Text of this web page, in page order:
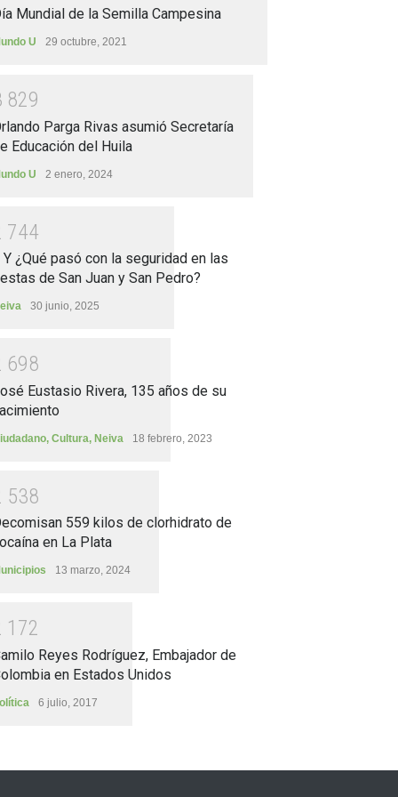
Mundial de la Semilla Campesina
U 29 octubre, 2021
829
Parga Rivas asumió Secretaría
Educación del Huila
U 2 enero, 2024
744
Y ¿Qué pasó con la seguridad en las
de San Juan y San Pedro?
30 junio, 2025
698
Eustasio Rivera, 135 años de su
, Cultura, Neiva 18 febrero, 2023
538
559 kilos de clorhidrato de
en La Plata
13 marzo, 2024
1 72
Reyes Rodríguez, Embajador de
en Estados Unidos
6 julio, 2017